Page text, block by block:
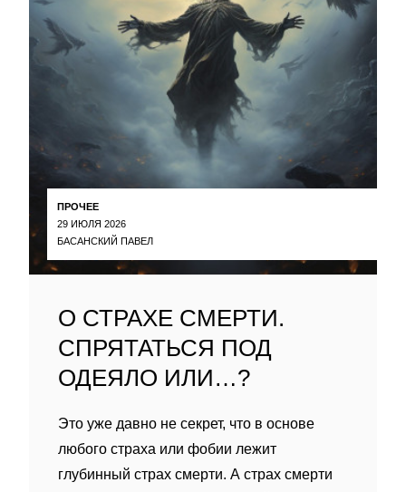
ПРОЧЕЕ
29 ИЮЛЯ 2026
БАСАНСКИЙ ПАВЕЛ
О СТРАХЕ СМЕРТИ.
СПРЯТАТЬСЯ ПОД
ОДЕЯЛО ИЛИ…?
Это уже давно не секрет, что в основе
любого страха или фобии лежит
глубинный страх смерти. А страх смерти